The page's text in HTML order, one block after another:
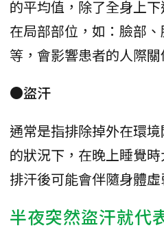
的平均值，除了全身上
在局部部位，如：臉部
等，會影響患者的人際關
●盜汗
通常是指排除掉外在環
的狀況下，在晚上睡覺
排汗後可能會伴隨身體虛
半夜突然盜汗就代